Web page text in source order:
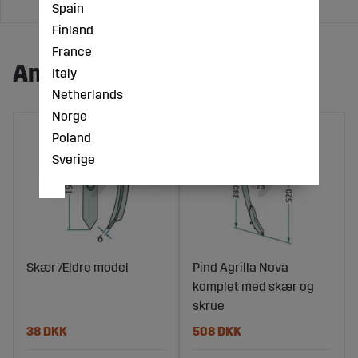
Andre købte også:
Skær Ældre model
38 DKK
Pind Agrilla Nova
komplet med skær og
skrue
508 DKK
Spain
Finland
France
Italy
Netherlands
Norge
Poland
Sverige